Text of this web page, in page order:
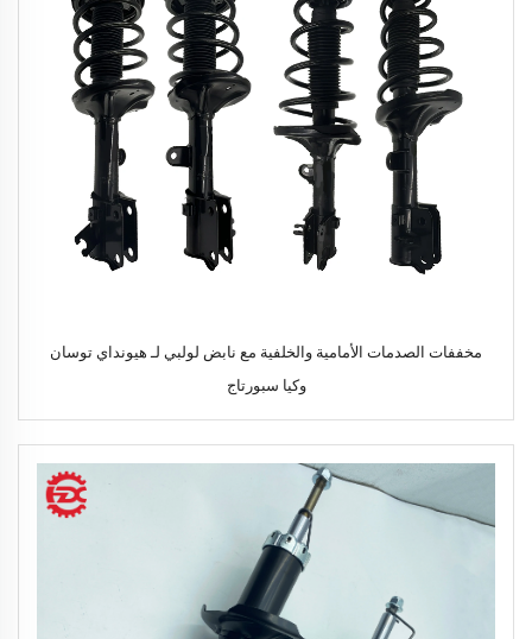
مخففات الصدمات الأمامية والخلفية مع نابض لولبي لـ هيونداي توسان
وكيا سبورتاج